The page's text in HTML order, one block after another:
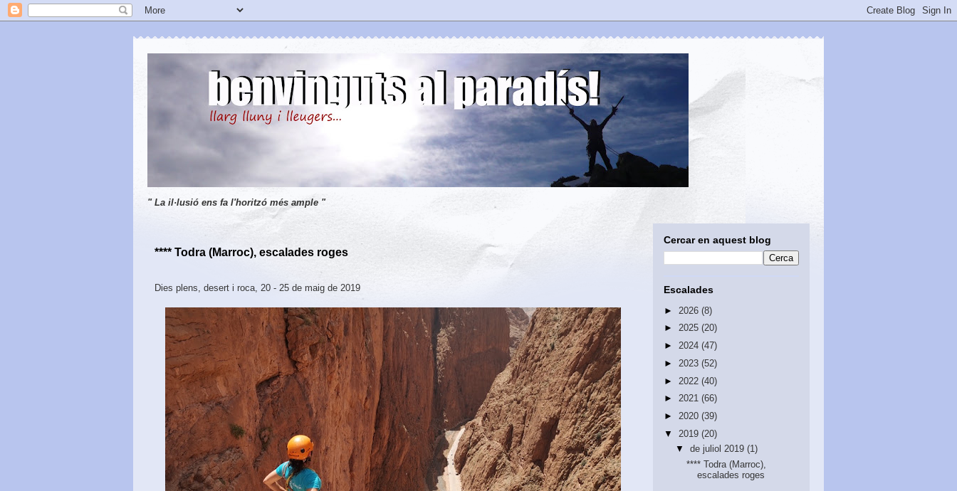
" La il·lusió ens fa l'horitzó més ample "
**** Todra (Marroc), escalades roges
Dies plens, desert i roca, 20 - 25 de maig de 2019
Cercar en aquest blog
Escalades
► 2026 (8)
► 2025 (20)
► 2024 (47)
► 2023 (52)
► 2022 (40)
► 2021 (66)
► 2020 (39)
▼ 2019 (20)
▼ de juliol 2019 (1)
**** Todra (Marroc),
escalades roges